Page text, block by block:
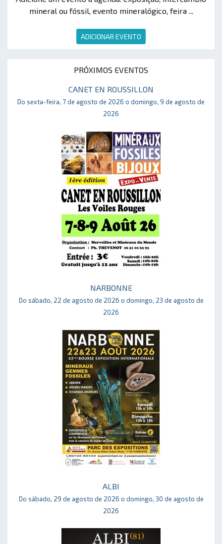
mineral ou fóssil, evento mineralógico, feira ...
ADICIONAR EVENTO
PRÓXIMOS EVENTOS
CANET EN ROUSSILLON
Do sexta-feira, 7 de agosto de 2026 o domingo, 9 de agosto de
2026
NARBONNE
Do sábado, 22 de agosto de 2026 o domingo, 23 de agosto de
2026
ALBI
Do sábado, 29 de agosto de 2026 o domingo, 30 de agosto de
2026